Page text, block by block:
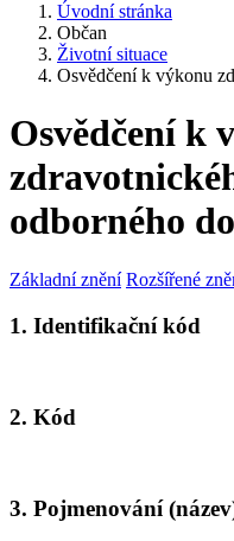
Úvodní stránka
Občan
Životní situace
Osvědčení k výkonu
Osvědčení k
odborného
Základní znění Rozšířené
1. Identifikační kód
2. Kód
3. Pojmenování